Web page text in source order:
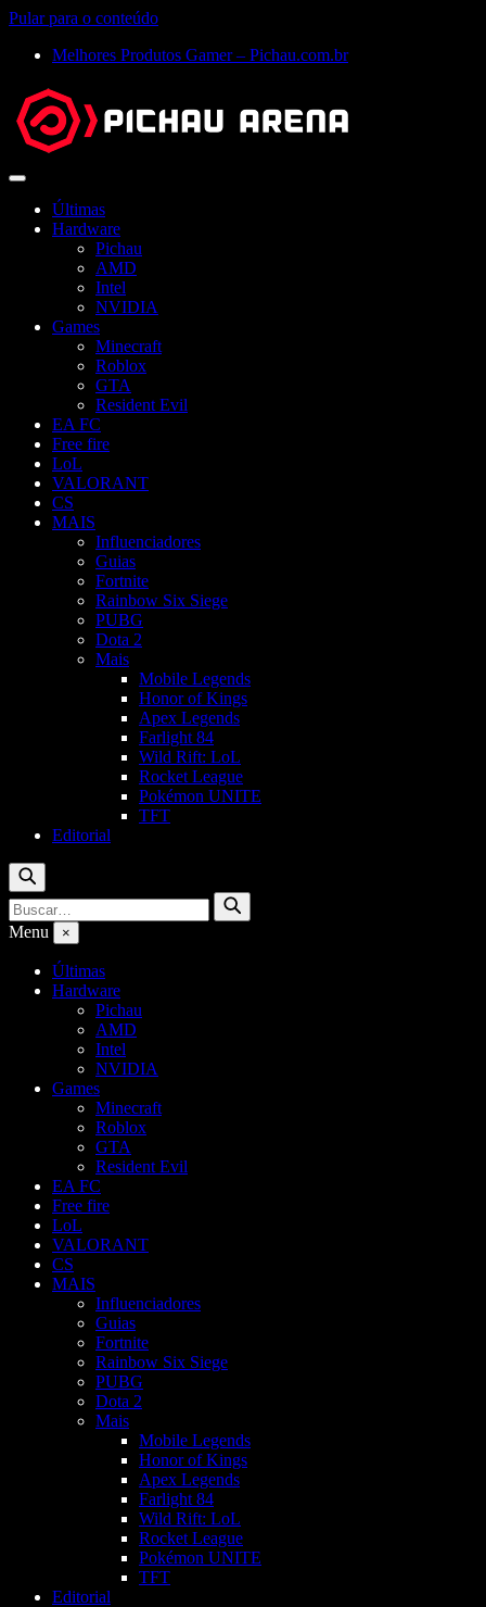
Pular para o conteúdo
Melhores Produtos Gamer – Pichau.com.br
Abrir
Últimas
Hardware
Pichau
AMD
Intel
NVIDIA
Games
Minecraft
Roblox
GTA
Resident Evil
EA FC
Free fire
LoL
VALORANT
CS
MAIS
Influenciadores
Guias
Fortnite
Rainbow Six Siege
PUBG
Dota 2
Mais
Mobile Legends
Honor of Kings
Apex Legends
Farlight 84
Wild Rift: LoL
Rocket League
Pokémon UNITE
TFT
Editorial
Buscar
Buscar
por:
Buscar
Menu ×
Últimas
Hardware
Pichau
AMD
Intel
NVIDIA
Games
Minecraft
Roblox
GTA
Resident Evil
EA FC
Free fire
LoL
VALORANT
CS
MAIS
Influenciadores
Guias
Fortnite
Rainbow Six Siege
PUBG
Dota 2
Mais
Mobile Legends
Honor of Kings
Apex Legends
Farlight 84
Wild Rift: LoL
Rocket League
Pokémon UNITE
TFT
Editorial